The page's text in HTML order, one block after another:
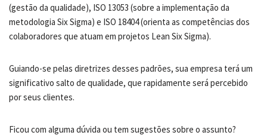
(gestão da qualidade), ISO 13053 (sobre a implementação da
metodologia Six Sigma) e ISO 18404 (orienta as competências dos
colaboradores que atuam em projetos Lean Six Sigma).
Guiando-se pelas diretrizes desses padrões, sua empresa terá um
significativo salto de qualidade, que rapidamente será percebido
por seus clientes.
Ficou com alguma dúvida ou tem sugestões sobre o assunto?